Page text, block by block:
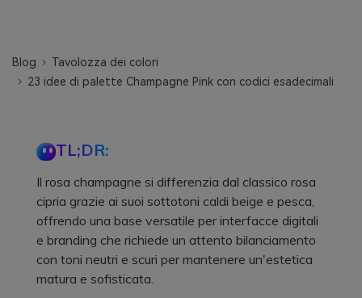
Blog
Tavolozza dei colori
23 idee di palette Champagne Pink con codici esadecimali
TL;DR:
Il rosa champagne si differenzia dal classico rosa
cipria grazie ai suoi sottotoni caldi beige e pesca,
offrendo una base versatile per interfacce digitali
e branding che richiede un attento bilanciamento
con toni neutri e scuri per mantenere un'estetica
matura e sofisticata.